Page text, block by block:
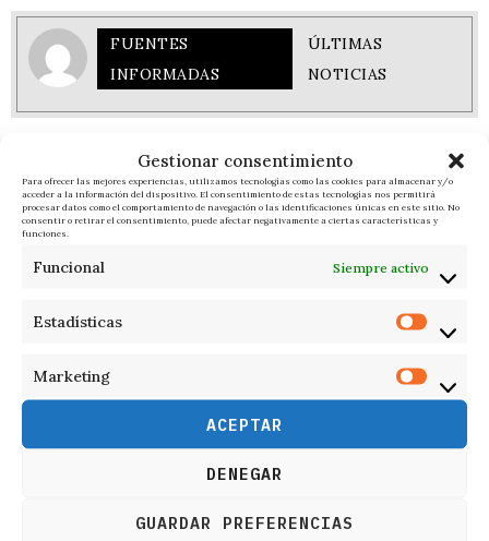
Gestionar consentimiento
Para ofrecer las mejores experiencias, utilizamos tecnologías como las cookies para almacenar y/o
acceder a la información del dispositivo. El consentimiento de estas tecnologías nos permitirá
procesar datos como el comportamiento de navegación o las identificaciones únicas en este sitio. No
consentir o retirar el consentimiento, puede afectar negativamente a ciertas características y
funciones.
Funcional Siempre activo
Estadísticas
Marketing
ACEPTAR
DENEGAR
GUARDAR PREFERENCIAS
FUENTES
INFORMADAS
ÚLTIMAS
NOTICIAS